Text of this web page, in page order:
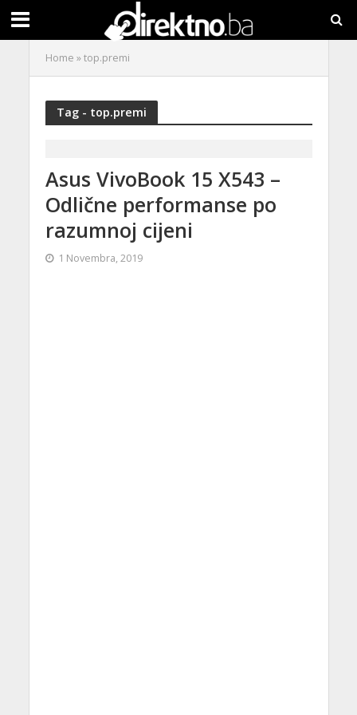
Home »top.premi
Tag - top.premi
Asus VivoBook 15 X543 –
Odlične performanse po
razumnoj cijeni
1 Novembra, 2019